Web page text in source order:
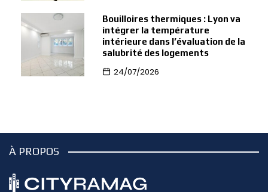
Bouilloires thermiques : Lyon va
intégrer la température
intérieure dans l’évaluation de la
salubrité des logements
24/07/2026
À PROPOS